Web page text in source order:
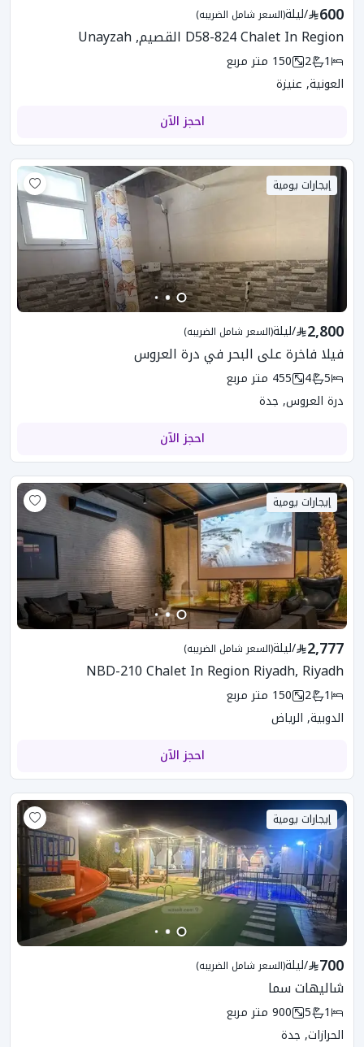
600
/ليلة(السعر شامل الضريبه)
D58-824 Chalet In Region القصيم, Unayzah
1
2
150 متر مربع
العونية, عنيزة
احجز الآن
إيجارات يومية
2,800
/ليلة(السعر شامل الضريبه)
فيلا فاخرة على البحر في درة العروس
5
4
455 متر مربع
درة العروس, جدة
احجز الآن
إيجارات يومية
2,777
/ليلة(السعر شامل الضريبه)
NBD-210 Chalet In Region Riyadh, Riyadh
1
2
150 متر مربع
الدوبية, الرياض
احجز الآن
إيجارات يومية
700
/ليلة(السعر شامل الضريبه)
شاليهات سما
1
5
900 متر مربع
الحرازات, جدة